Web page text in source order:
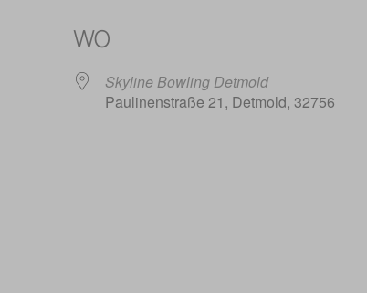
WO
Skyline Bowling Detmold
Paulinenstraße 21, Detmold, 32756